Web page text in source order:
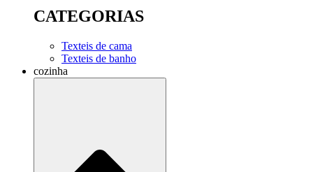
CATEGORIAS
Texteis de cama
Texteis de banho
cozinha